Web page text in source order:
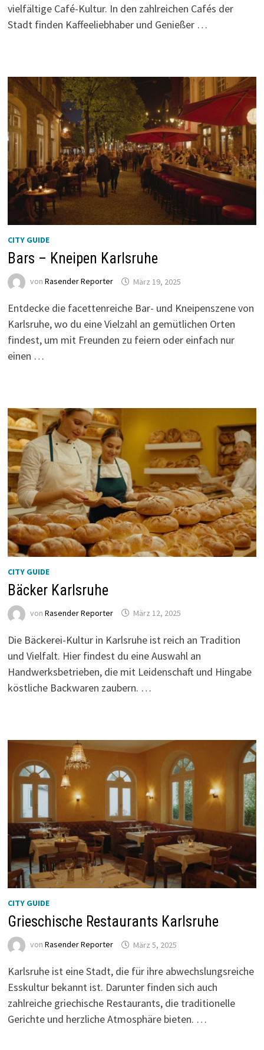
vielfältige Café-Kultur. In den zahlreichen Cafés der
Stadt finden Kaffeeliebhaber und Genießer …
CITY GUIDE
Bars – Kneipen Karlsruhe
von Rasender Reporter März 19, 2025
Entdecke die facettenreiche Bar- und Kneipenszene von
Karlsruhe, wo du eine Vielzahl an gemütlichen Orten
findest, um mit Freunden zu feiern oder einfach nur
einen …
CITY GUIDE
Bäcker Karlsruhe
von Rasender Reporter März 12, 2025
Die Bäckerei-Kultur in Karlsruhe ist reich an Tradition
und Vielfalt. Hier findest du eine Auswahl an
Handwerksbetrieben, die mit Leidenschaft und Hingabe
köstliche Backwaren zaubern. …
CITY GUIDE
Grieschische Restaurants Karlsruhe
von Rasender Reporter März 5, 2025
Karlsruhe ist eine Stadt, die für ihre abwechslungsreiche
Esskultur bekannt ist. Darunter finden sich auch
zahlreiche griechische Restaurants, die traditionelle
Gerichte und herzliche Atmosphäre bieten. …